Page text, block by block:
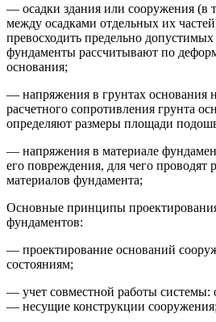
— осадки здания или сооружения (в
между осадками отдельных их
превосходить предельно
фундаменты рассчитывают по
основания;
— напряжения в грунтах основания
расчетного сопротивления грунта
определяют размеры площади
— напряжения в материале
его повреждения, для чего проводят
материалов фундамента;
Основные принципы
фундаментов:
— проектирование оснований
состояниям;
— учет совместной работы системы:
— несущие конструкции сооружения;